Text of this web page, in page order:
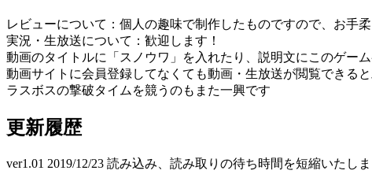
レビューについて：個人の趣味で制作したものですので、お手柔
実況・生放送について：歓迎します！
動画のタイトルに「スノウワ」を入れたり、説明文にこのゲー
動画サイトに会員登録してなくても動画・生放送が閲覧できると
ラスボスの撃破タイムを競うのもまた一興です
更新履歴
ver1.01 2019/12/23 読み込み、読み取りの待ち時間を短縮いた